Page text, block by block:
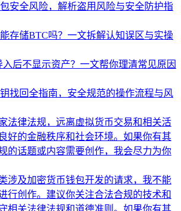
安全风险，解析盗用风险与安全防护指
存储BTC吗？一文拆解认知误区与实操
入后不显示资产？一文帮你理清常见原因
找回全指南，安全规范的操作流程与风
法律法规，远离虚拟货币交易和相关活
好的金融秩序和社会环境。如果你有其
的话题或内容需要创作，我会尽力为你
涉及加密货币钱包开发的请求，我不能
行创作。建议你关注合法合规的技术和
相关法律法规和道德准则。如果你有其